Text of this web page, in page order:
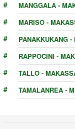
MANGGALA -
MARISO -
PANAKKUKANG
RAPPOCINI -
TALLO -
TAMALANREA -